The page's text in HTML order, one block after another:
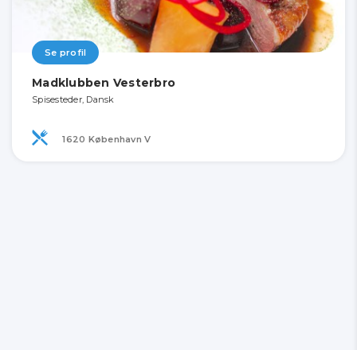
Se profil
Madklubben Vesterbro
Spisesteder, Dansk
1620 København V